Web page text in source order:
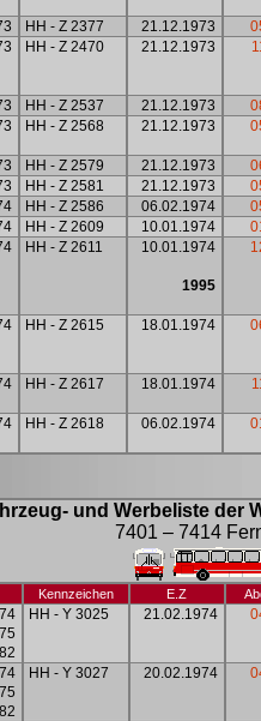
HH - Z 2377 21.12.1973
HH - Z 2470 21.12.1973
HH - Z 2537 21.12.1973
HH - Z 2568 21.12.1973
HH - Z 2579 21.12.1973
HH - Z 2581 21.12.1973
HH - Z 2586 06.02.1974
HH - Z 2609 10.01.1974
HH - Z 2611 10.01.1974
1995
HH - Z 2615 18.01.1974
HH - Z 2617 18.01.1974
HH - Z 2618 06.02.1974
und Werbeliste der
7401 – 7414
Kennzeichen E.Z
HH - Y 3025 21.02.1974
HH - Y 3027 20.02.1974